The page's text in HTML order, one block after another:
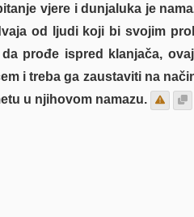
vjere i dunjaluka je
od ljudi koji bi svojim
prođe ispred klanjača,
i treba ga zaustaviti na
u njihovom namazu.